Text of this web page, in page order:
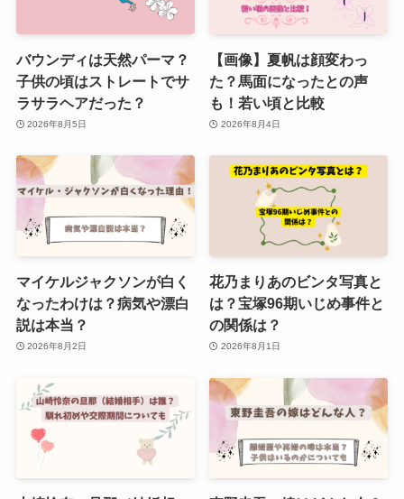
バウンディは天然パーマ？
子供の頃はストレートでサ
ラサラヘアだった？
2026年8月5日
【画像】夏帆は顔変わっ
た？馬面になったとの声
も！若い頃と比較
2026年8月4日
マイケルジャクソンが白く
なったわけは？病気や漂白
説は本当？
2026年8月2日
花乃まりあのビンタ写真と
は？宝塚96期いじめ事件と
の関係は？
2026年8月1日